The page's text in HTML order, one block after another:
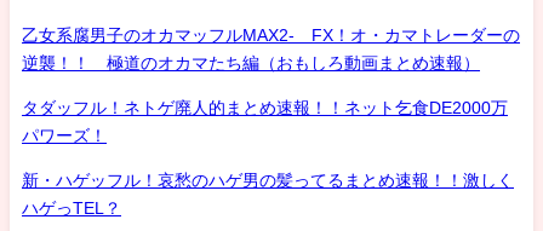
乙女系腐男子のオカマッフルMAX2- FX！オ・カマトレーダーの
逆襲！！ 極道のオカマたち編（おもしろ動画まとめ速報）
タダッフル！ネトゲ廃人的まとめ速報！！ネット乞食DE2000万
パワーズ！
新・ハゲッフル！哀愁のハゲ男の髪ってるまとめ速報！！激しく
ハゲっTEL？